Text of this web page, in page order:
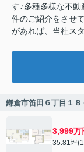
す♪多種多様な不
件のご紹介をさせ
があれば、当社ス
鎌倉市笛田６丁目１
3,999万
35.81坪